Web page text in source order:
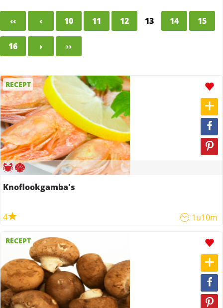
‹‹ ‹ 10 11 12 13 14 15
16 › ››
RECEPT
Knoflookgamba's
4 1u10m
RECEPT